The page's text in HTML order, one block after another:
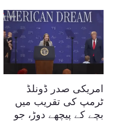
امریکی صدر ڈونلڈ
ٹرمپ کی تقریب میں
بچے کے پیچھے دوڑ، جو